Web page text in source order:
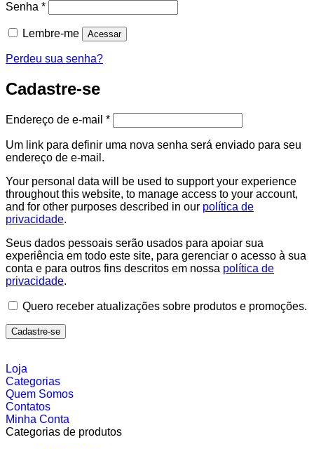
Senha *
Lembre-me Acessar
Perdeu sua senha?
Cadastre-se
Endereço de e-mail *
Um link para definir uma nova senha será enviado para seu
endereço de e-mail.
Your personal data will be used to support your experience
throughout this website, to manage access to your account,
and for other purposes described in our política de
privacidade.
Seus dados pessoais serão usados para apoiar sua
experiência em todo este site, para gerenciar o acesso à sua
conta e para outros fins descritos em nossa política de
privacidade.
Quero receber atualizações sobre produtos e promoções.
Cadastre-se
Loja
Categorias
Quem Somos
Contatos
Minha Conta
Categorias de produtos